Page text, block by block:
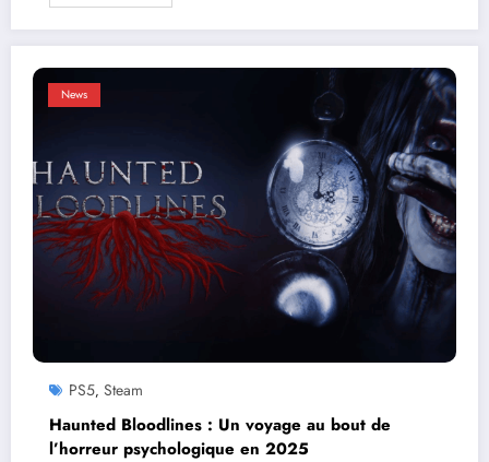
News
PS5, Steam
Haunted Bloodlines : Un voyage au bout de
l’horreur psychologique en 2025